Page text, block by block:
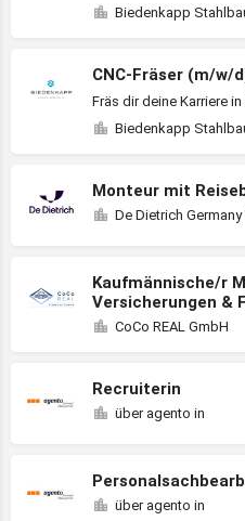
Biedenkapp
CNC-Fräser (m/w/
Fräs dir deine Karriere
Biedenkapp
Monteur mit
De Dietrich
Kaufmännische/r
Versicherungen &
CoCo REAL GmbH
Recruiterin
über agento in
über agento in